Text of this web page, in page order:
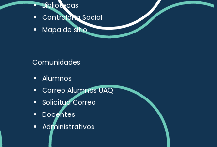
Bibliotecas
Contraloría Social
Mapa de sitio
Comunidades
Alumnos
Correo Alumnos UAQ
Solicitud Correo
Docentes
Administrativos